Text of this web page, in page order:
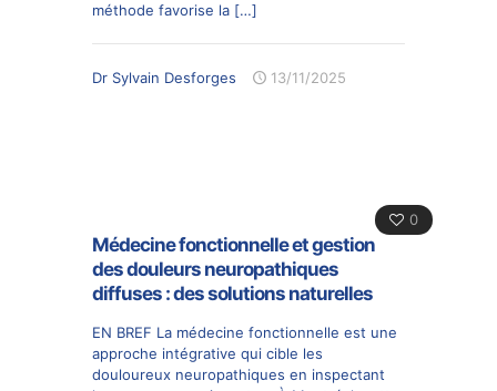
méthode favorise la […]
Dr Sylvain Desforges 13/11/2025
0
Médecine fonctionnelle et gestion
des douleurs neuropathiques
diffuses : des solutions naturelles
EN BREF La médecine fonctionnelle est une
approche intégrative qui cible les
douloureux neuropathiques en inspectant